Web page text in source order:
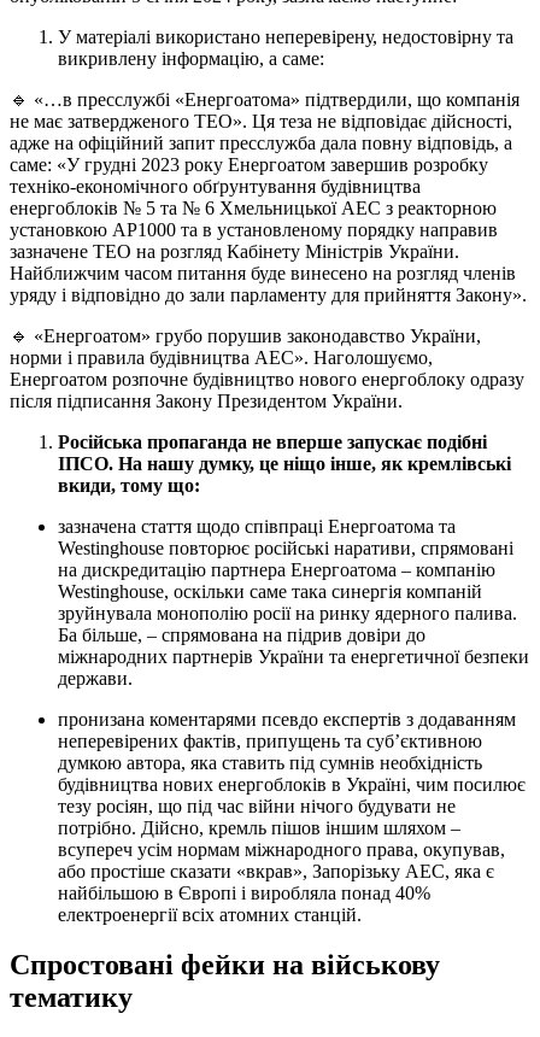
У матеріалі використано неперевірену, недостовірну та
викривлену інформацію, а саме:
🔹 «…в пресслужбі «Енергоатома» підтвердили, що компанія
не має затвердженого ТЕО». Ця теза не відповідає дійсності,
адже на офіційний запит пресслужба дала повну відповідь, а
саме: «У грудні 2023 року Енергоатом завершив розробку
техніко-економічного обґрунтування будівництва
енергоблоків № 5 та № 6 Хмельницької АЕС з реакторною
установкою АР1000 та в установленому порядку направив
зазначене ТЕО на розгляд Кабінету Міністрів України.
Найближчим часом питання буде винесено на розгляд членів
уряду і відповідно до зали парламенту для прийняття Закону».
🔹 «Енергоатом» грубо порушив законодавство України,
норми і правила будівництва АЕС». Наголошуємо,
Енергоатом розпочне будівництво нового енергоблоку одразу
після підписання Закону Президентом України.
Російська пропаганда не вперше запускає подібні
ІПСО. На нашу думку, це ніщо інше, як кремлівські
вкиди, тому що:
зазначена стаття щодо співпраці Енергоатома та
Westinghouse повторює російські наративи, спрямовані
на дискредитацію партнера Енергоатома – компанію
Westinghouse, оскільки саме така синергія компаній
зруйнувала монополію росії на ринку ядерного палива.
Ба більше, – спрямована на підрив довіри до
міжнародних партнерів України та енергетичної безпеки
держави.
пронизана коментарями псевдо експертів з додаванням
неперевірених фактів, припущень та суб’єктивною
думкою автора, яка ставить під сумнів необхідність
будівництва нових енергоблоків в Україні, чим посилює
тезу росіян, що під час війни нічого будувати не
потрібно. Дійсно, кремль пішов іншим шляхом –
всупереч усім нормам міжнародного права, окупував,
або простіше сказати «вкрав», Запорізьку АЕС, яка є
найбільшою в Європі і виробляла понад 40%
електроенергії всіх атомних станцій.
Спростовані фейки на військову
тематику